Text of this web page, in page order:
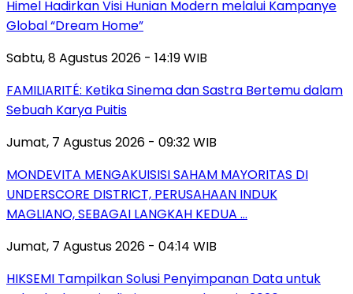
Himel Hadirkan Visi Hunian Modern melalui Kampanye
Global “Dream Home”
Sabtu, 8 Agustus 2026 - 14:19 WIB
FAMILIARITÉ: Ketika Sinema dan Sastra Bertemu dalam
Sebuah Karya Puitis
Jumat, 7 Agustus 2026 - 09:32 WIB
MONDEVITA MENGAKUISISI SAHAM MAYORITAS DI
UNDERSCORE DISTRICT, PERUSAHAAN INDUK
MAGLIANO, SEBAGAI LANGKAH KEDUA …
Jumat, 7 Agustus 2026 - 04:14 WIB
HIKSEMI Tampilkan Solusi Penyimpanan Data untuk